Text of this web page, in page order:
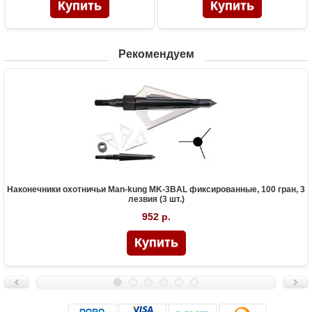
Рекомендуем
Наконечники охотничьи Man-kung MK-3BAL фиксированные, 100 гран, 3
лезвия (3 шт.)
952 р.
Купить